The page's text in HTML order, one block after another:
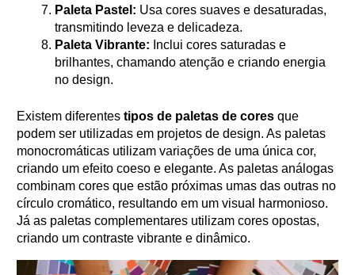
Paleta Pastel: Usa cores suaves e desaturadas,
transmitindo leveza e delicadeza.
Paleta Vibrante: Inclui cores saturadas e
brilhantes, chamando atenção e criando energia
no design.
Existem diferentes tipos de paletas de cores que
podem ser utilizadas em projetos de design. As paletas
monocromáticas utilizam variações de uma única cor,
criando um efeito coeso e elegante. As paletas análogas
combinam cores que estão próximas umas das outras no
círculo cromático, resultando em um visual harmonioso.
Já as paletas complementares utilizam cores opostas,
criando um contraste vibrante e dinâmico.